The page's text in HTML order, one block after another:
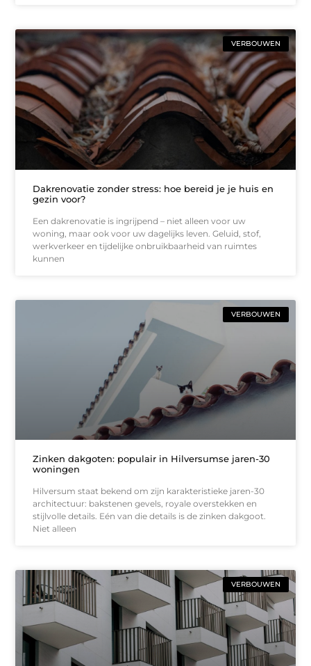
VERBOUWEN
Dakrenovatie zonder stress: hoe bereid je je huis en
gezin voor?
Een dakrenovatie is ingrijpend – niet alleen voor uw
woning, maar ook voor uw dagelijks leven. Geluid, stof,
werkverkeer en tijdelijke onbruikbaarheid van ruimtes
kunnen
VERBOUWEN
Zinken dakgoten: populair in Hilversumse jaren-30
woningen
Hilversum staat bekend om zijn karakteristieke jaren-30
architectuur: bakstenen gevels, royale overstekken en
stijlvolle details. Eén van die details is de zinken dakgoot.
Niet alleen
VERBOUWEN